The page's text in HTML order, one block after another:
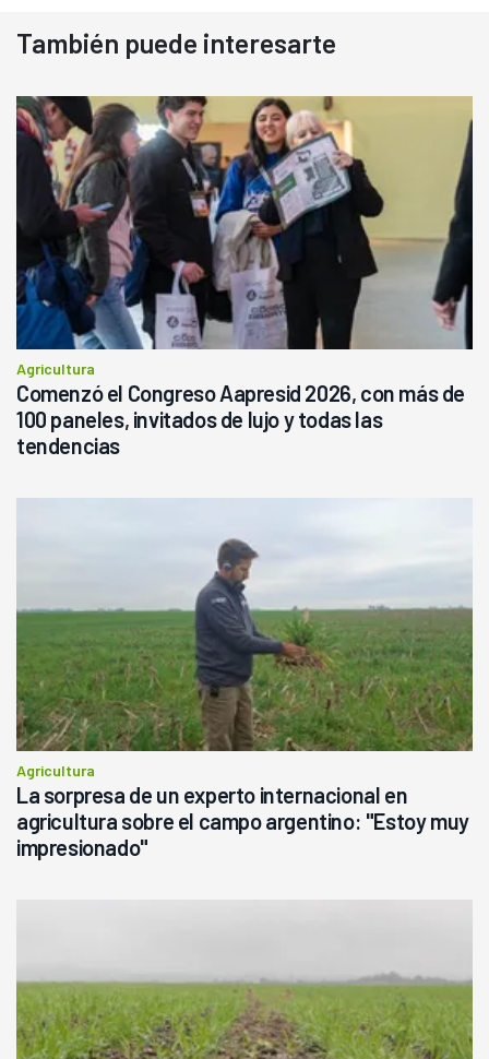
También puede interesarte
Agricultura
Comenzó el Congreso Aapresid 2026, con más de
100 paneles, invitados de lujo y todas las
tendencias
Agricultura
La sorpresa de un experto internacional en
agricultura sobre el campo argentino: "Estoy muy
impresionado"